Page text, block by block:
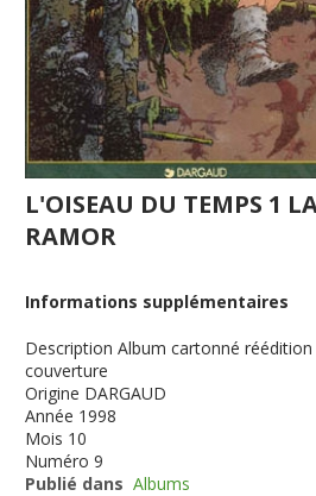
L'OISEAU DU TEMPS 1
RAMOR
Informations supplémentaires
Description Album cartonné
couverture
Origine DARGAUD
Année 1998
Mois 10
Numéro 9
Publié dans Albums